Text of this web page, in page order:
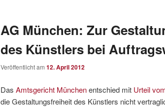
AG München: Zur
des Künstlers bei
Veröffentlicht am 12. April 2012
Das Amtsgericht Münchenentschied mit Urteil
die Gestaltungsfreiheit des Künstlers nicht